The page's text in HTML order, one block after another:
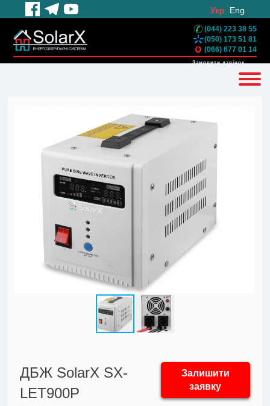
Укр Eng
(044) 223 38 55
(050) 173 51 81
(066) 677 01 14
Замовити дзвінок
ДБЖ SolarX SX-
LET900P
Залишити
заявку